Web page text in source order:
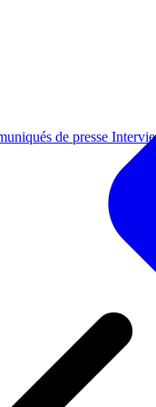
de presse